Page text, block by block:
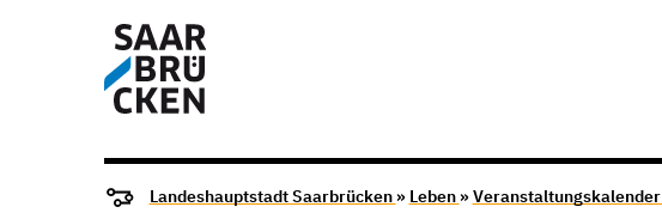
Landeshauptstadt Saarbrücken » Leben »Veranstaltungskalender